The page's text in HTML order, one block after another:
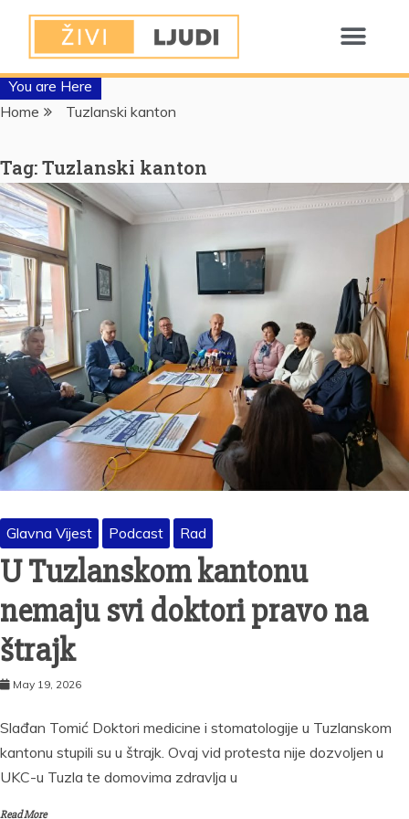
You are Here
Home
Tuzlanski kanton
Tag:Tuzlanski kanton
Glavna Vijest Podcast Rad
U Tuzlanskom kantonu
nemaju svi doktori pravo na
štrajk
May 19, 2026
Slađan Tomić Doktori medicine i stomatologije u Tuzlanskom
kantonu stupili su u štrajk. Ovaj vid protesta nije dozvoljen u
UKC-u Tuzla te domovima zdravlja u
Read More